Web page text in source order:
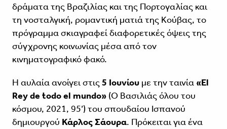
δράματα της Βραζιλίας και της Πορτογαλίας και
τη νοσταλγική, ρομαντική ματιά της Κούβας, το
πρόγραμμα σκιαγραφεί διαφορετικές όψεις της
σύγχρονης κοινωνίας μέσα από τον
κινηματογραφικό φακό.
Η αυλαία ανοίγει στις 5 Ιουνίουμε την ταινία «El
Rey de todo el mundo»(Ο Βασιλιάς όλου του
κόσμου, 2021, 95’) του σπουδαίου Ισπανού
δημιουργού Κάρλος Σάουρα. Πρόκειται για ένα